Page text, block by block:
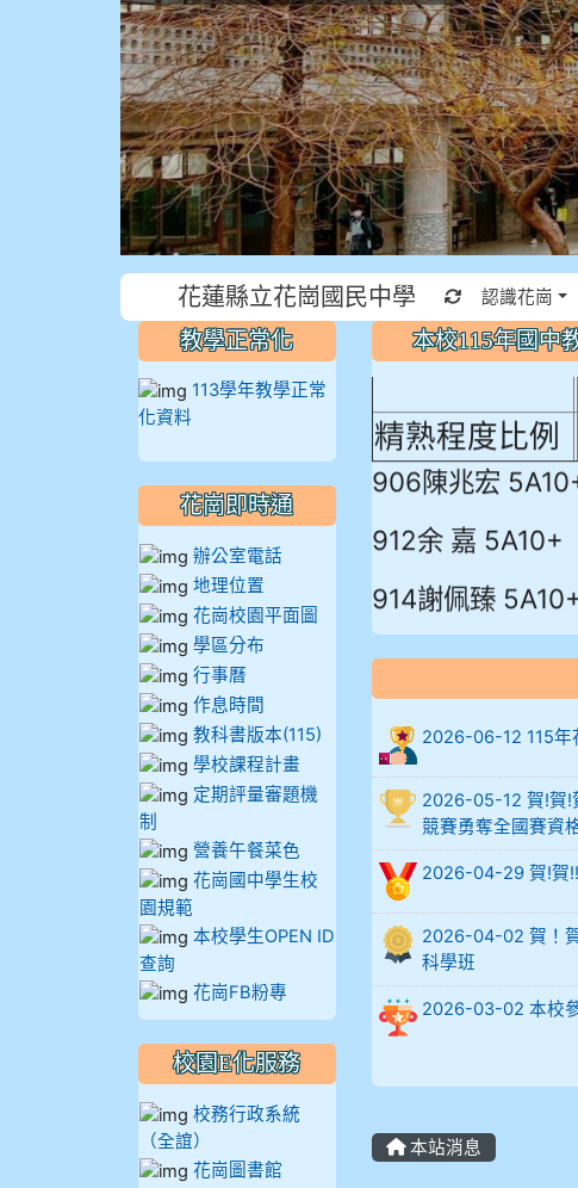
花蓮縣立花崗國民中學 重新取得佈景
認識花崗
本校115年國中
本校115年國
蓮縣最佳～！
精熟程度比例
906陳兆宏
912余 嘉 5A10+
914謝佩臻 5A10+
902蘇奕愷
903陳品帆
904彭子庭
905蔣昇和
905周沛蓉
905鄭瑀安
906江彥臻
909林柏翰
2026-06-12 115年
2026-05-12 賀!賀!
競賽勇奪全國賽資
2026-04-29 賀!賀
2026-04-02 賀！
科學班
2026-03-02 本校
本站消息
教學正常化
113學年教學正常
化資料
花崗即時通
辦公室電話
地理位置
花崗校園平面圖
學區分布
行事曆
作息時間
教科書版本(115)
學校課程計畫
定期評量審題機
制
營養午餐菜色
花崗國中學生校
園規範
本校學生OPEN ID
查詢
花崗FB粉專
校園E化服務
校務行政系統
（全誼）
花崗圖書館